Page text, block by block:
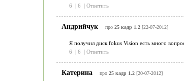
6
| 6 | Ответить
Андрийчук про 25 кадр 1.2[22-07-2012]
Я получил диск fokus Vision есть много
6
| 6 | Ответить
Катерина про 25 кадр 1.2[20-07-2012]